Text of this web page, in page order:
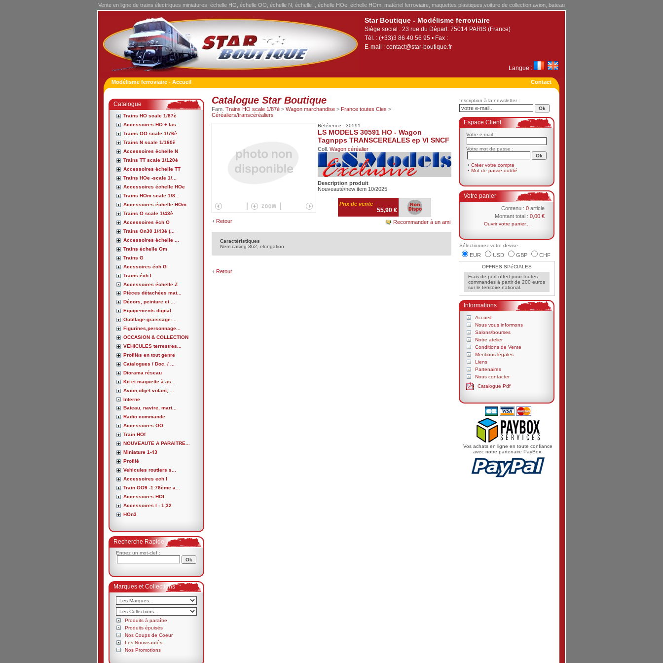
Vente en ligne de trains électriques miniatures, échelle HO, échelle OO, échelle N, échelle I, échelle HOe, échelle HOm, matériel ferroviaire, maquettes plastiques,voiture de collection,avion, bateau
Star Boutique - Modélisme ferroviaire
Siège social : 23 rue du Départ. 75014 PARIS (France)
Tél. : (+33)3 86 40 56 95 • Fax :
E-mail : contact@star-boutique.fr
Langue :
Modélisme ferroviaire - Accueil Contact
Catalogue
Trains HO scale 1/87è
Accessoires HO + las...
Trains OO scale 1/76è
Trains N scale 1/160è
Accessoires échelle N
Trains TT scale 1/120è
Accessoires échelle TT
Trains HOe -scale 1/...
Accessoires échelle HOe
Trains HOm scale 1/8...
Accessoires échelle HOm
Trains O scale 1/43è
Accessoires éch O
Trains On30 1/43è (...
Accessoires échelle ...
Trains échelle Om
Trains G
Acessoires éch G
Trains éch I
Accessoires échelle Z
Pièces détachées mat...
Décors, peinture et ...
Equipements digital
Outillage-graissage-...
Figurines,personnage...
OCCASION & COLLECTION
VEHICULES terrestres...
Profilés en tout genre
Catalogues / Doc. / ...
Diorama réseau
Kit et maquette à as...
Avion,objet volant, ...
Interne
Bateau, navire, mari...
Radio commande
Accessoires OO
Train HOf
NOUVEAUTE A PARAITRE...
Miniature 1-43
Profilé
Vehicules routiers s...
Accessoires ech I
Train OO9 -1:76ème a...
Accessoires HOf
Accessoires I - 1;32
HOn3
Recherche Rapide
Entrez un mot-clef :
Marques et Collections
Produits à paraître
Produits épuisés
Nos Coups de Coeur
Les Nouveautés
Nos Promotions
Catalogue Star Boutique
Fam. Trains HO scale 1/87è > Wagon marchandise > France toutes Cies >
Céréaliers/transcéréaliers
Référence : 30591
LS MODELS 30591 HO - Wagon
Tagnpps TRANSCEREALES ep VI SNCF
Coll. Wagon céréalier
Description produit
Nouveauté/new item 10/2025
Prix de vente
55,90 €
‹ Retour Recommander à un ami
Caractéristiques
Nem casing 362, elongation
‹ Retour
Inscription à la newsletter :
Espace Client
Votre e-mail :
Votre mot de passe :
• Créer votre compte
• Mot de passe oublié
Votre panier
Contenu : 0 article
Montant total : 0,00 €
Ouvrir votre panier...
Sélectionnez votre devise :
EUR USD GBP CHF
OFFRES SPéCIALES
Frais de port offert pour toutes
commandes à partir de 200 euros
sur le territoire national.
Informations
Accueil
Nous vous informons
Salons/bourses
Notre atelier
Conditions de Vente
Mentions légales
Liens
Partenaires
Nous contacter
Catalogue Pdf
Vos achats en ligne en toute confiance
avec notre partenaire PayBox.